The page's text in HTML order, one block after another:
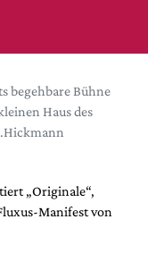
begehbare Bühne
Haus des
„Originale“,
Manifest von